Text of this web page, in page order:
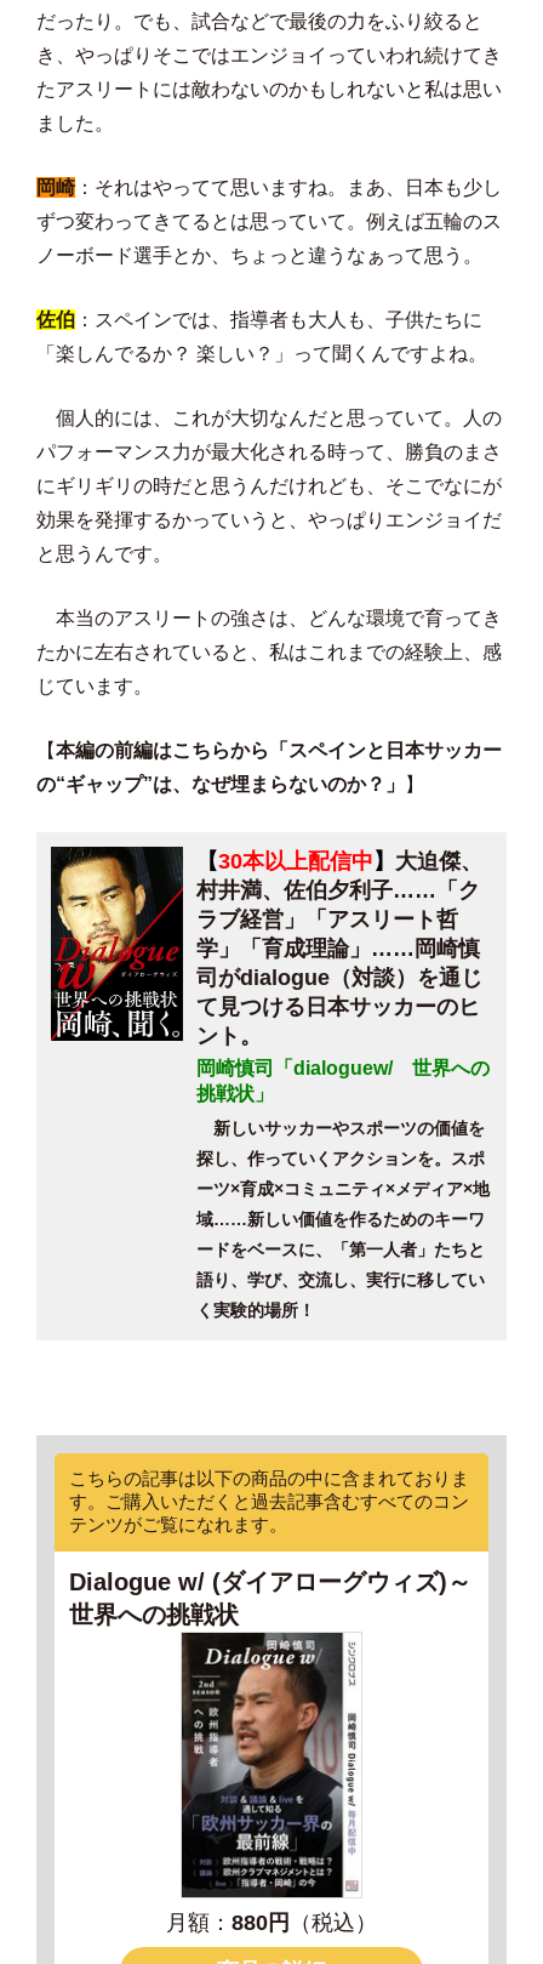
だったり。でも、試合などで最後の力をふり絞ると
き、やっぱりそこではエンジョイっていわれ続けてき
たアスリートには敵わないのかもしれないと私は思い
ました。
岡崎：それはやってて思いますね。まあ、日本も少し
ずつ変わってきてるとは思っていて。例えば五輪のス
ノーボード選手とか、ちょっと違うなぁって思う。
佐伯 ：スペインでは、指導者も大人も、子供たちに
「楽しんでるか？ 楽しい？」って聞くんですよね。
個人的には、これが大切なんだと思っていて。人の
パフォーマンス力が最大化される時って、勝負のまさ
にギリギリの時だと思うんだけれども、そこでなにが
効果を発揮するかっていうと、やっぱりエンジョイだ
と思うんです。
本当のアスリートの強さは、どんな環境で育ってき
たかに左右されていると、私はこれまでの経験上、感
じています。
【本編の前編はこちらから「スペインと日本サッカー
の“ギャップ”は、なぜ埋まらないのか？」
】
【30本以上配信中 】 大迫傑、
村井満、佐伯夕利子……「ク
ラブ経営」「アスリート哲
学」「育成理論」……岡崎慎
司がdialogue（対談）を通じ
て見つける日本サッカーのヒ
ント。
岡崎慎司「dialoguew/ 世界への
挑戦状」
新しいサッカーやスポーツの価値を
探し、作っていくアクションを。スポ
ーツ×育成×コミュニティ×メディア×地
域……新しい価値を作るためのキーワ
ードをベースに、「第一人者」たちと
語り、学び、交流し、実行に移してい
く実験的場所！
こちらの記事は以下の商品の中に含まれておりま
す。ご購入いただくと過去記事含むすべてのコン
テンツがご覧になれます。
Dialogue w/ (ダイアローグウィズ)～
世界への挑戦状
月額： 880円
（税込）